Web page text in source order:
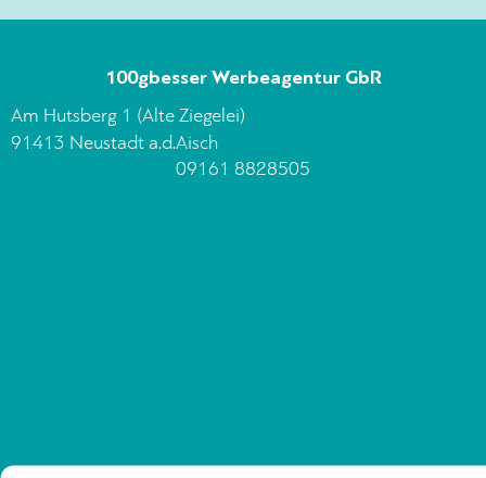
100gbesser Werbeagentur GbR
Am Hutsberg 1 (Alte Ziegelei)
91413 Neustadt a.d.Aisch
09161 8828505